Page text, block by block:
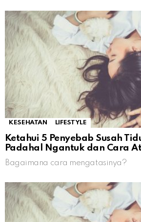
KESEHATAN LIFESTYLE
Ketahui 5 Penyebab Susah
Padahal Ngantuk dan Cara
Bagaimana cara mengatasinya?